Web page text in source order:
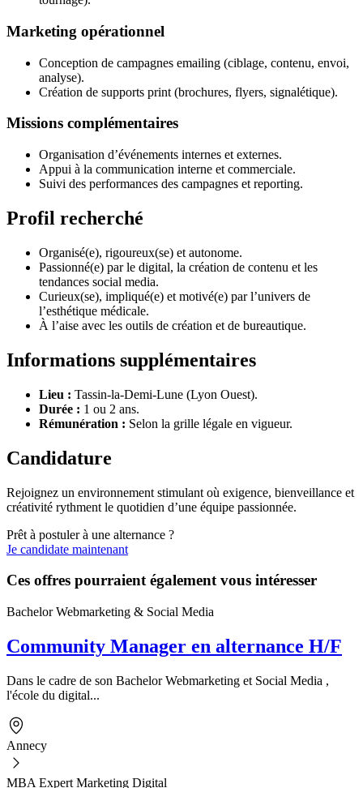
Marketing opérationnel
Conception de campagnes emailing (ciblage, contenu, envoi,
analyse).
Création de supports print (brochures, flyers, signalétique).
Missions complémentaires
Organisation d’événements internes et externes.
Appui à la communication interne et commerciale.
Suivi des performances des campagnes et reporting.
Profil recherché
Organisé(e), rigoureux(se) et autonome.
Passionné(e) par le digital, la création de contenu et les
tendances social media.
Curieux(se), impliqué(e) et motivé(e) par l’univers de
l’esthétique médicale.
À l’aise avec les outils de création et de bureautique.
Informations supplémentaires
Lieu : Tassin-la-Demi-Lune (Lyon Ouest).
Durée : 1 ou 2 ans.
Rémunération : Selon la grille légale en vigueur.
Candidature
Rejoignez un environnement stimulant où exigence, bienveillance et
créativité rythment le quotidien d’une équipe passionnée.
Prêt à postuler à une alternance ?
Je candidate maintenant
Ces offres pourraient également vous intéresser
Bachelor Webmarketing & Social Media
Community Manager en alternance H/F
Dans le cadre de son Bachelor Webmarketing et Social Media ,
l'école du digital...
Annecy
MBA Expert Marketing Digital